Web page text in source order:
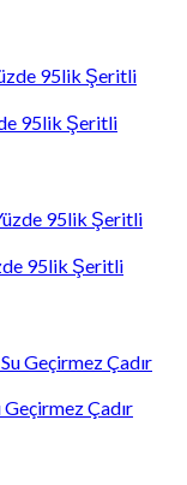
95lik Şeritli
95lik Şeritli
Çadır